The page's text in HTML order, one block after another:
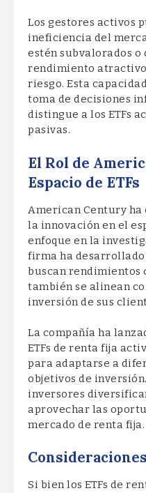
Los gestores activos
ineficiencia del
estén subvalorados o
rendimiento
riesgo. Esta
toma de decisiones
distingue a los ETFs
pasivas.
El Rol de
Espacio de ETFs
American Century ha
la innovación en el
enfoque en la
firma ha desarrollado
buscan rendimientos
también se alinean
inversión de sus
La compañía ha
ETFs de renta fija
para adaptarse a
objetivos de
inversores
aprovechar las
mercado de renta fija.
Si bien los ETFs de